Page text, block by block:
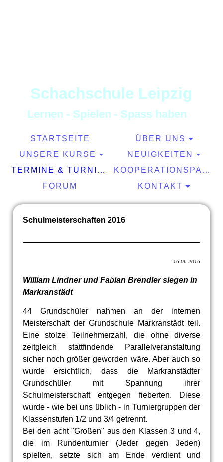
Schachschule Leipzig
Lernen - Spielen - Spass haben
STARTSEITE
ÜBER UNS
UNSERE KURSE
NEUIGKEITEN
TERMINE & TURNIERE
KOOPERATIONSPARTNER
FORUM
KONTAKT
Schulmeisterschaften 2016
16.06.2016
William Lindner und Fabian Brendler siegen in
Markranstädt
44 Grundschüler nahmen an der internen
Meisterschaft der Grundschule Markranstädt teil.
Eine stolze Teilnehmerzahl, die ohne diverse
zeitgleich stattfindende Parallelveranstaltung
sicher noch größer geworden wäre. Aber auch so
wurde ersichtlich, dass die Markranstädter
Grundschüler mit Spannung ihrer
Schulmeisterschaft entgegen fieberten. Diese
wurde - wie bei uns üblich - in Turniergruppen der
Klassenstufen 1/2 und 3/4 getrennt.
Bei den acht "Großen" aus den Klassen 3 und 4,
die im Rundenturnier (Jeder gegen Jeden)
spielten, setzte sich am Ende verdient und